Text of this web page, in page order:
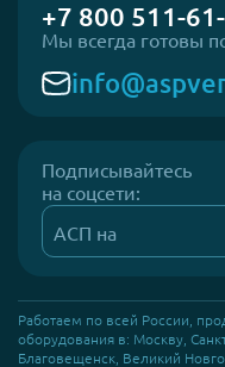
+7 800 511-
Мы всегда готовы
Подписывайтесь
на соцсети:
АСП на
Работаем по всей России,
оборудования в: Москву,
Благовещенск, Великий